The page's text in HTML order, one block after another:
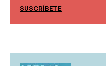
SUSCRÍBETE